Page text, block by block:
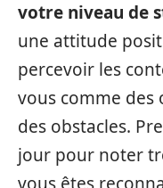
votre niveau de
une attitude
percevoir les
vous comme
des obstacles.
jour pour noter